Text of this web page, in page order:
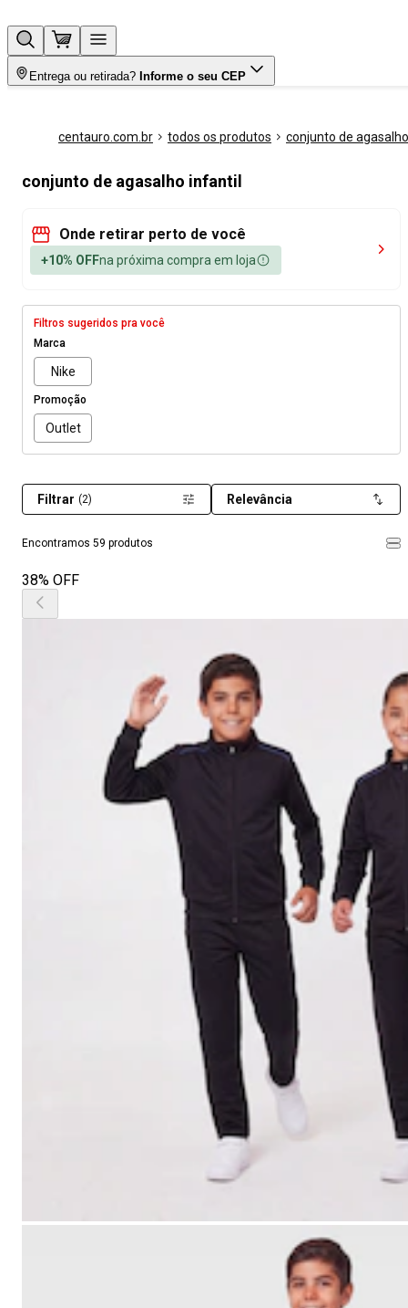
Entrega ou retirada? Informe o seu CEP
centauro.com.br todos os produtos conjunto de agasalho
conjunto de agasalho infantil
Onde retirar perto de você
+10% OFFna próxima compra em loja
Filtros sugeridos pra você
Marca
Nike
Promoção
Outlet
Encontramos 59 produtos
Filtrar (2) Relevância
38% OFF